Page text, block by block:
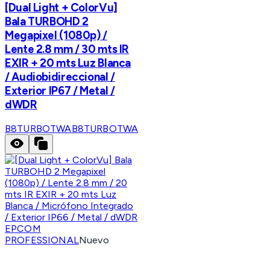
[Dual Light + ColorVu]
Bala TURBOHD 2
Megapixel (1080p) /
Lente 2.8 mm / 30 mts IR
EXIR + 20 mts Luz Blanca
/ Audiobidireccional /
Exterior IP67 / Metal /
dWDR
B8TURBOTWAB8TURBOTWA
EPCOM
PROFESSIONALNuevo